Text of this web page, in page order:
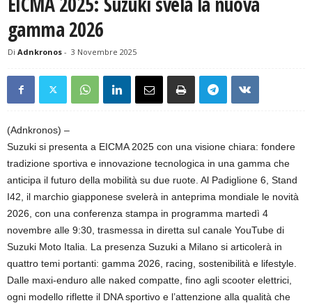
gamma 2026
Di Adnkronos - 3 Novembre 2025
(Adnkronos) –
Suzuki si presenta a EICMA 2025 con una visione chiara: fondere
tradizione sportiva e innovazione tecnologica in una gamma che
anticipa il futuro della mobilità su due ruote. Al Padiglione 6, Stand
I42, il marchio giapponese svelerà in anteprima mondiale le novità
2026, con una conferenza stampa in programma martedì 4
novembre alle 9:30, trasmessa in diretta sul canale YouTube di
Suzuki Moto Italia. La presenza Suzuki a Milano si articolerà in
quattro temi portanti: gamma 2026, racing, sostenibilità e lifestyle.
Dalle maxi-enduro alle naked compatte, fino agli scooter elettrici,
ogni modello riflette il DNA sportivo e l’attenzione alla qualità che